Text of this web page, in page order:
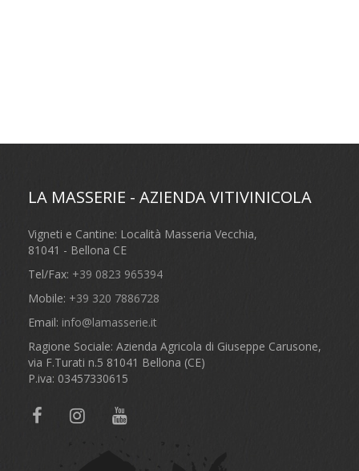
LA MASSERIE - AZIENDA VITIVINICOLA
Vigneti e Cantine: Località Masseria Vecchia,
81041 - Bellona CE
Tel/Fax: +39 0823 965394
Mobile: +39 320 7886728
Email: info@lamasserie.it
Ragione Sociale: Azienda Agricola di Giuseppe Carusone,
via F.Turati n.5 81041 Bellona (CE)
P.iva: 03457330615